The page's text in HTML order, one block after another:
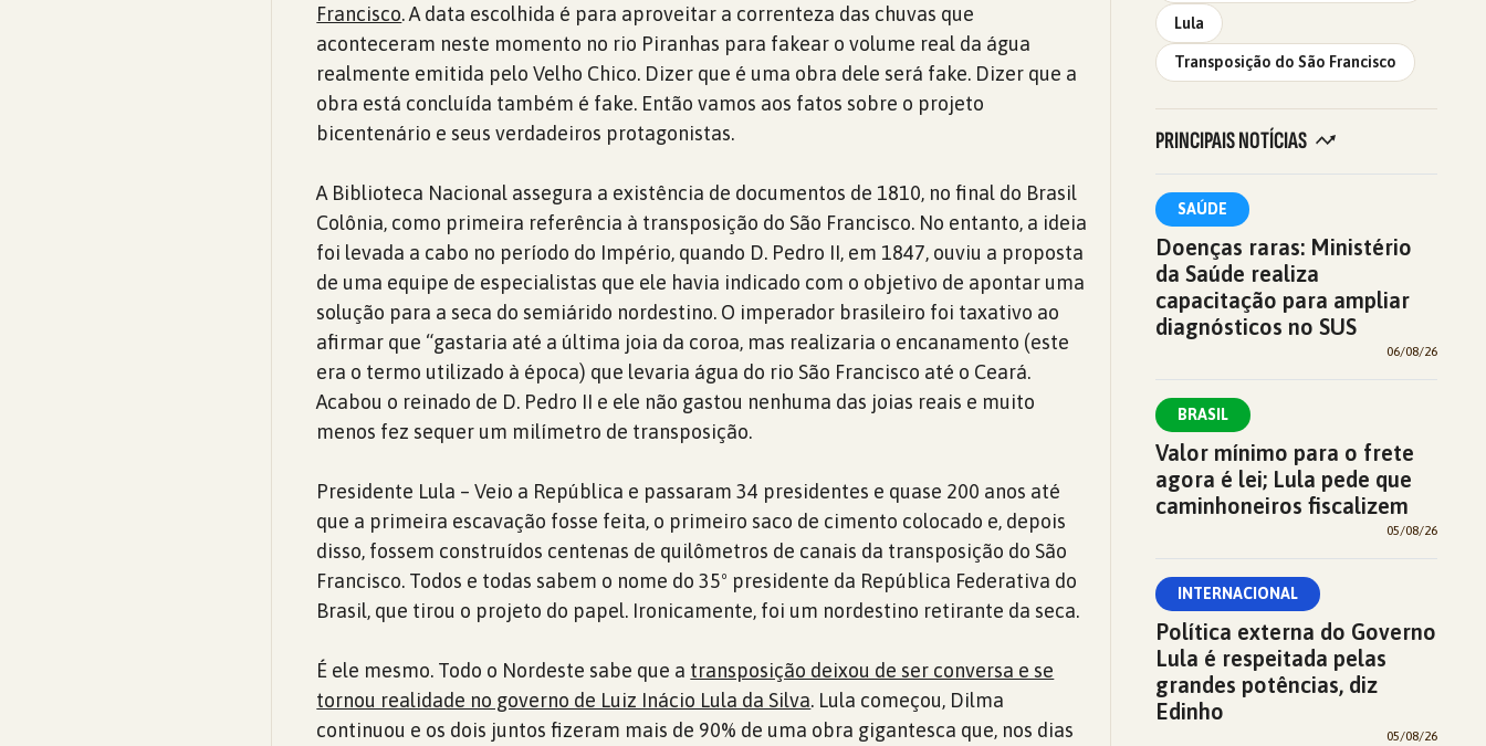
Francisco. A data escolhida é para aproveitar a correnteza das chuvas que
aconteceram neste momento no rio Piranhas para fakear o volume real da água
realmente emitida pelo Velho Chico. Dizer que é uma obra dele será fake. Dizer que a
obra está concluída também é fake. Então vamos aos fatos sobre o projeto
bicentenário e seus verdadeiros protagonistas.
A Biblioteca Nacional assegura a existência de documentos de 1810, no final do Brasil
Colônia, como primeira referência à transposição do São Francisco. No entanto, a ideia
foi levada a cabo no período do Império, quando D. Pedro II, em 1847, ouviu a proposta
de uma equipe de especialistas que ele havia indicado com o objetivo de apontar uma
solução para a seca do semiárido nordestino. O imperador brasileiro foi taxativo ao
afirmar que “gastaria até a última joia da coroa, mas realizaria o encanamento (este
era o termo utilizado à época) que levaria água do rio São Francisco até o Ceará.
Acabou o reinado de D. Pedro II e ele não gastou nenhuma das joias reais e muito
menos fez sequer um milímetro de transposição.
Presidente Lula – Veio a República e passaram 34 presidentes e quase 200 anos até
que a primeira escavação fosse feita, o primeiro saco de cimento colocado e, depois
disso, fossem construídos centenas de quilômetros de canais da transposição do São
Francisco. Todos e todas sabem o nome do 35º presidente da República Federativa do
Brasil, que tirou o projeto do papel. Ironicamente, foi um nordestino retirante da seca.
É ele mesmo. Todo o Nordeste sabe que a transposição deixou de ser conversa e se
tornou realidade no governo de Luiz Inácio Lula da Silva. Lula começou, Dilma
continuou e os dois juntos fizeram mais de 90% de uma obra gigantesca que, nos dias
Lula
Transposição do São Francisco
PRINCIPAIS NOTÍCIAS
SAÚDE
Doenças raras: Ministério
da Saúde realiza
capacitação para ampliar
diagnósticos no SUS
06/08/26
BRASIL
Valor mínimo para o frete
agora é lei; Lula pede que
caminhoneiros fiscalizem
05/08/26
INTERNACIONAL
Política externa do Governo
Lula é respeitada pelas
grandes potências, diz
Edinho
05/08/26